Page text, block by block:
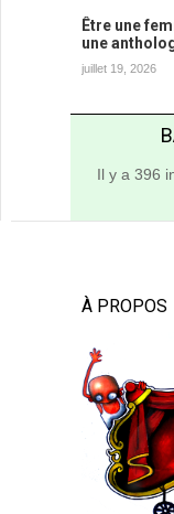
Être une
une
juillet 19, 2026
Il y a 396
À PROPOS